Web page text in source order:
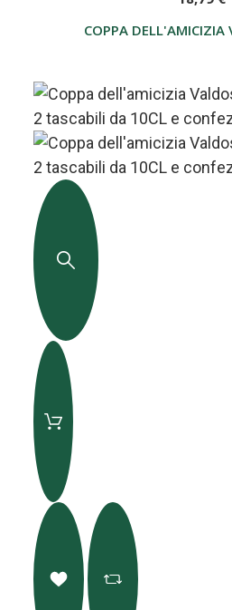
COPPA DELL'AMICIZIA